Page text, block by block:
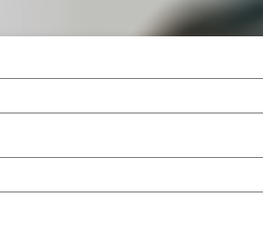
理事長からのご挨拶
調査・研究
会員向けサポート
CDA資格更新制度
定 CDA会員 名刺表記
支部・地区一覧
研究会・啓発交流会
更新講習